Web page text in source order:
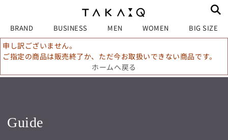
BRAND BUSINESS MEN WOMEN BIG SIZE
申し訳ございません。
ご指定の商品は販売終了か、ただ今お取扱いできない商品です。
ホームへ戻る
Guide